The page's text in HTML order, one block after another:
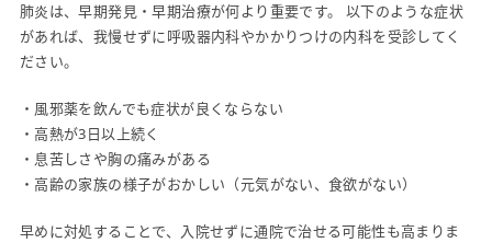
肺炎は、早期発見・早期治療が何より重要です。 以下のような症状
があれば、我慢せずに呼吸器内科やかかりつけの内科を受診してく
ださい。
・風邪薬を飲んでも症状が良くならない
・高熱が3日以上続く
・息苦しさや胸の痛みがある
・高齢の家族の様子がおかしい（元気がない、食欲がない）
早めに対処することで、入院せずに通院で治せる可能性も高まりま